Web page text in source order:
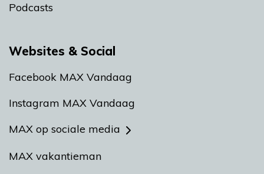
Podcasts
Websites & Social
Facebook MAX Vandaag
Instagram MAX Vandaag
MAX op sociale media
MAX vakantieman